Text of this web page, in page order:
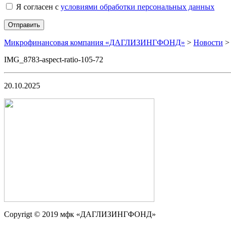
Я согласен с условиями обработки персональных данных
Микрофинансовая компания «ДАГЛИЗИНГФОНД» > Новости >
IMG_8783-aspect-ratio-105-72
20.10.2025
Сopyrigt © 2019 мфк «ДАГЛИЗИНГФОНД»